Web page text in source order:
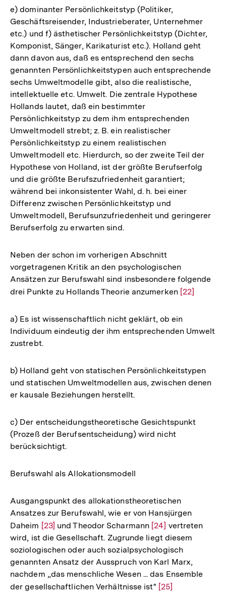
e) dominanter Persönlichkeitstyp (Politiker,
Geschäftsreisender, Industrieberater, Unternehmer
etc.) und f) ästhetischer Persönlichkeitstyp (Dichter,
Komponist, Sänger, Karikaturist etc.). Holland geht
dann davon aus, daß es entsprechend den sechs
genannten Persönlichkeitstypen auch entsprechende
sechs Umweltmodelle gibt, also die realistische,
intellektuelle etc. Umwelt. Die zentrale Hypothese
Hollands lautet, daß ein bestimmter
Persönlichkeitstyp zu dem ihm entsprechenden
Umweltmodell strebt; z. B. ein realistischer
Persönlichkeitstyp zu einem realistischen
Umweltmodell etc. Hierdurch, so der zweite Teil der
Hypothese von Holland, ist der größte Berufserfolg
und die größte Berufszufriedenheit garantiert;
während bei inkonsistenter Wahl, d. h. bei einer
Differenz zwischen Persönlichkeitstyp und
Umweltmodell, Berufsunzufriedenheit und geringerer
Berufserfolg zu erwarten sind.
Neben der schon im vorherigen Abschnitt
vorgetragenen Kritik an den psychologischen
Ansätzen zur Berufswahl sind insbesondere folgende
drei Punkte zu Hollands Theorie anzumerken Zur
der
Fußnote
[22]
a) Es ist wissenschaftlich nicht geklärt, ob ein
Individuum eindeutig der ihm entsprechenden Umwelt
zustrebt.
b) Holland geht von statischen Persönlichkeitstypen
und statischen Umweltmodellen aus, zwischen denen
er kausale Beziehungen herstellt.
c) Der entscheidungstheoretische Gesichtspunkt
(Prozeß der Berufsentscheidung) wird nicht
berücksichtigt.
Berufswahl als Allokationsmodell
Ausgangspunkt des allokationstheoretischen
Ansatzes zur Berufswahl, wie er von Hansjürgen
Daheim Zur
Auflösung
der
Fußnote
[23] und Theodor Scharmann Zur
Auflösung
der
Fußnote
[24] vertreten
wird, ist die Gesellschaft. Zugrunde liegt diesem
soziologischen oder auch sozialpsychologisch
genannten Ansatz der Ausspruch von Karl Marx,
nachdem „das menschliche Wesen ... das Ensemble
der gesellschaftlichen Verhältnisse ist" Zur
[25]